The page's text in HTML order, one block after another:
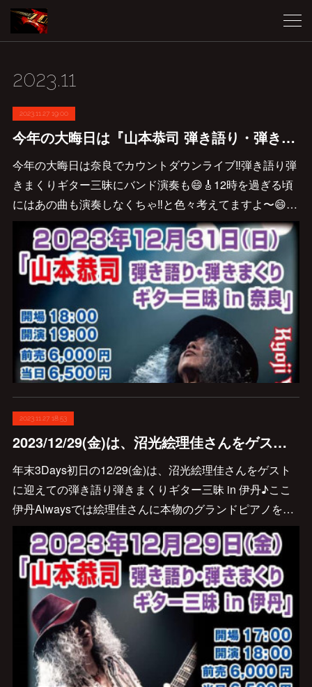
2023.11
2023.11.27 19:00
今年の大晦日は『山本恭司 弾き語り・弾きまくりギター三昧 in 奈良』
今年の大晦日は奈良でカウントダウンライブ‼︎弾き語り弾
きまくりギター三昧にバンド演奏も😄🎸12時を過ぎる頃
にはあの曲も演奏しなくちゃ‼︎と色々考えてますよ〜😄…
2023.11.27 18:53
2023/12/29(金)は、沼光絵理佳さんをゲストに迎えての弾き語り弾きまくりギター三昧 in 伊丹♪
年末3Days初日の12/29(金)は、沼光絵理佳さんをゲスト
に迎えての弾き語り弾きまくりギター三昧 in 伊丹♪ここ
伊丹Alwaysでは絵理佳さんに本物のグランドピアノを…